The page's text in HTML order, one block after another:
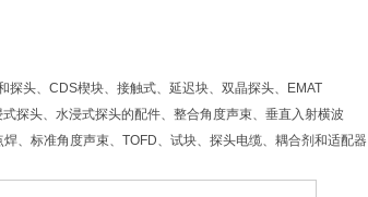
探头、CDS楔块、接触式、延迟块、双晶探头、EMAT
探头、水浸式探头的配件、整合角度声束、垂直入射横波
、标准角度声束、TOFD、试块、探头电缆、耦合剂和适配器